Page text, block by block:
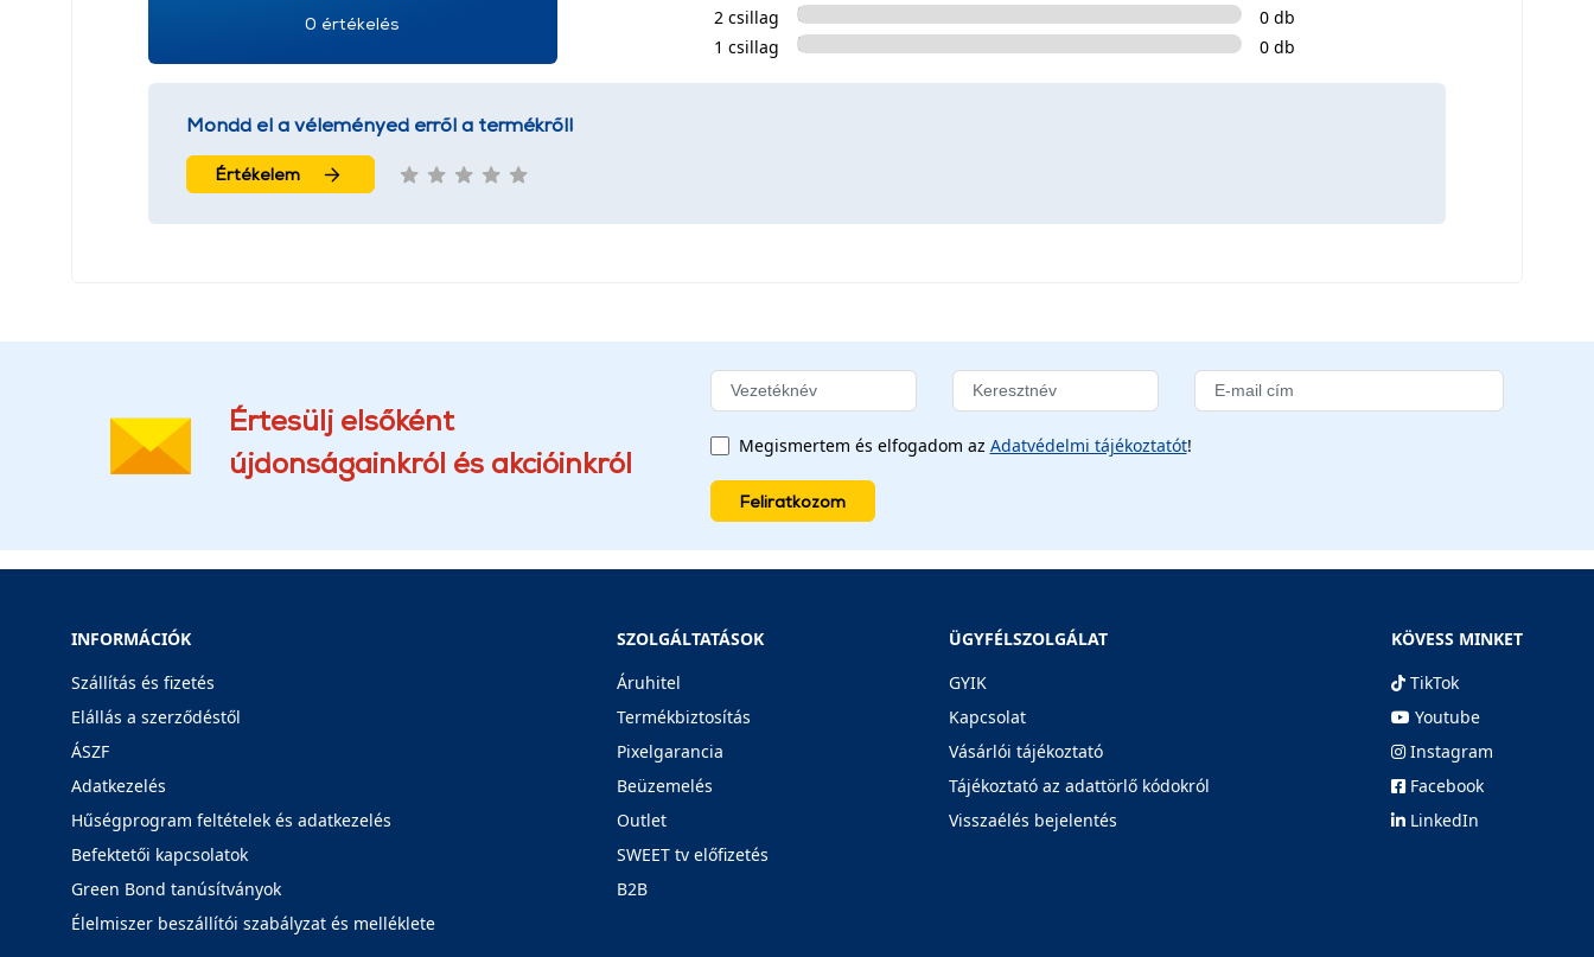
0 értékelés
2 csillag
0 db
1 csillag
0 db
Mondd el a véleményed erről a termékről!
Értékelem
Értesülj elsőként
újdonságainkról és akcióinkról
Megismertem és elfogadom az Adatvédelmi tájékoztatót!
Feliratkozom
INFORMÁCIÓK
Szállítás és fizetés
Elállás a szerződéstől
ÁSZF
Adatkezelés
Hűségprogram feltételek és adatkezelés
Befektetői kapcsolatok
Green Bond tanúsítványok
Élelmiszer beszállítói szabályzat és melléklete
SZOLGÁLTATÁSOK
Áruhitel
Termékbiztosítás
Pixelgarancia
Beüzemelés
Outlet
SWEET tv előfizetés
B2B
ÜGYFÉLSZOLGÁLAT
GYIK
Kapcsolat
Vásárlói tájékoztató
Tájékoztató az adattörlő kódokról
Visszaélés bejelentés
KÖVESS MINKET
TikTok
Youtube
Instagram
Facebook
LinkedIn